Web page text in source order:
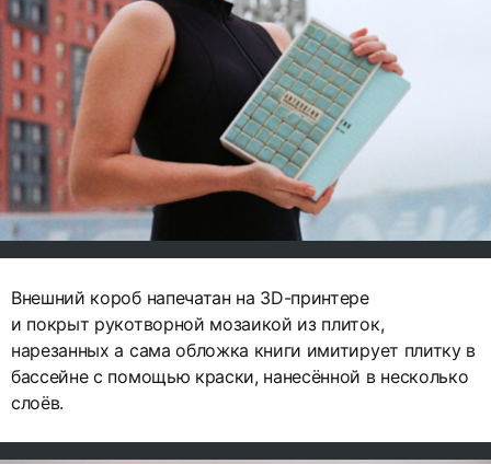
Внешний короб напечатан на 3D-принтере
и покрыт рукотворной мозаикой из плиток,
нарезанных а сама обложка книги имитирует плитку в
бассейне с помощью краски, нанесённой в несколько
слоёв.